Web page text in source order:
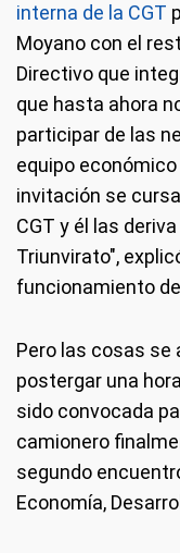
interna de la CGT
Moyano con el
Directivo que
que hasta ahora
participar de las
equipo económico
invitación se
CGT y él las
Triunvirato",
funcionamiento
Pero las cosas se
postergar una
sido convocada
camionero
segundo
Economía,